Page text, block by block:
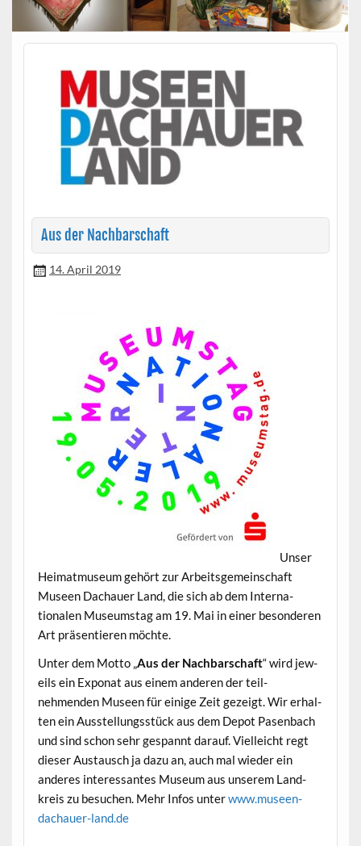
Aus der Nachbarschaft
14. April 2019
Unser
Heimat­mu­se­um gehört zur Arbeits­ge­mein­schaft
Museen Dachauer Land, die sich ab dem Inter­na­
tionalen Muse­um­stag am 19. Mai in ein­er beson­deren
Art präsen­tieren möchte.
Unter dem Mot­to „Aus der Nach­barschaft“ wird jew­
eils ein Exponat aus einem anderen der teil­
nehmenden Museen für einige Zeit gezeigt. Wir erhal­
ten ein Ausstel­lungsstück aus dem Depot Pasen­bach
und sind schon sehr ges­pan­nt darauf. Vielle­icht regt
dieser Aus­tausch ja dazu an, auch mal wieder ein
anderes inter­es­santes Muse­um aus unserem Land­
kreis zu besuchen. Mehr Infos unterwww.museen-
dachauer-land.de